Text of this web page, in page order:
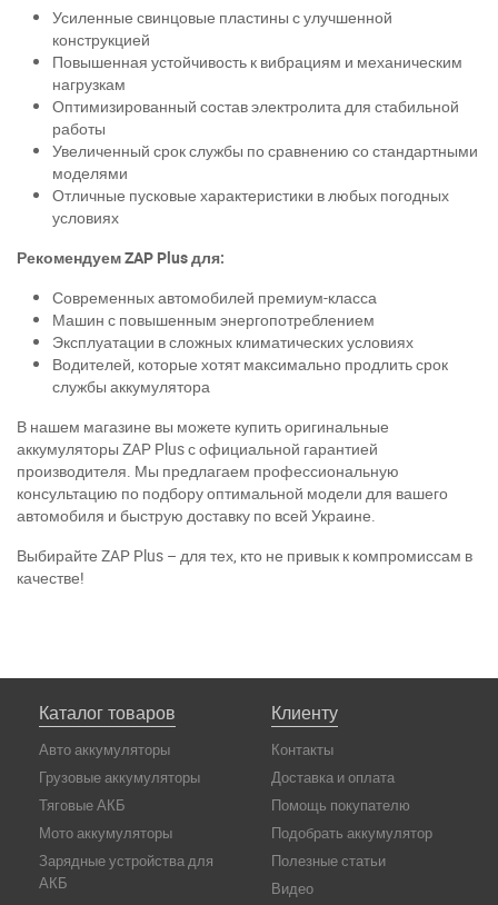
Усиленные свинцовые пластины с улучшенной
конструкцией
Повышенная устойчивость к вибрациям и механическим
нагрузкам
Оптимизированный состав электролита для стабильной
работы
Увеличенный срок службы по сравнению со стандартными
моделями
Отличные пусковые характеристики в любых погодных
условиях
Рекомендуем ZAP Plus для:
Современных автомобилей премиум-класса
Машин с повышенным энергопотреблением
Эксплуатации в сложных климатических условиях
Водителей, которые хотят максимально продлить срок
службы аккумулятора
В нашем магазине вы можете купить оригинальные
аккумуляторы ZAP Plus с официальной гарантией
производителя. Мы предлагаем профессиональную
консультацию по подбору оптимальной модели для вашего
автомобиля и быструю доставку по всей Украине.
Выбирайте ZAP Plus – для тех, кто не привык к компромиссам в
качестве!
Каталог товаров
Авто аккумуляторы
Грузовые аккумуляторы
Тяговые АКБ
Мото аккумуляторы
Зарядные устройства для
АКБ
Клиенту
Контакты
Доставка и оплата
Помощь покупателю
Подобрать аккумулятор
Полезные статьи
Видео